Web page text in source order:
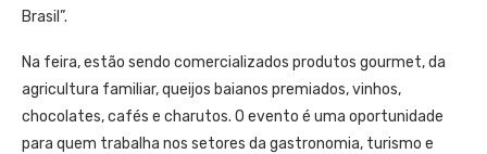
Brasil”.
Na feira, estão sendo comercializados produtos gourmet, da
agricultura familiar, queijos baianos premiados, vinhos,
chocolates, cafés e charutos. O evento é uma oportunidade
para quem trabalha nos setores da gastronomia, turismo e